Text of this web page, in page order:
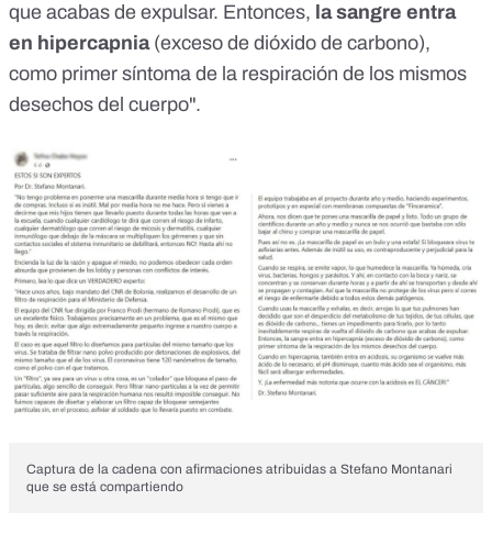
que acabas de expulsar. Entonces, la sangre entra
en hipercapnia(exceso de dióxido de carbono),
como primer síntoma de la respiración de los mismos
desechos del cuerpo".
Captura de la cadena con afirmaciones atribuidas a Stefano Montanari
que se está compartiendo